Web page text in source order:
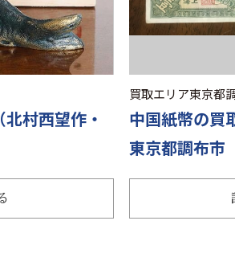
村西望作・
買取エリア東京都
中国紙幣の買
東京都調布市